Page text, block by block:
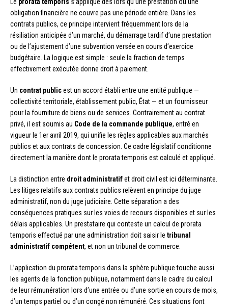
Le prorata temporis s’applique dès lors qu’une prestation ou une
obligation financière ne couvre pas une période entière. Dans les
contrats publics, ce principe intervient fréquemment lors de la
résiliation anticipée d’un marché, du démarrage tardif d’une prestation
ou de l’ajustement d’une subvention versée en cours d’exercice
budgétaire. La logique est simple : seule la fraction de temps
effectivement exécutée donne droit à paiement.
Un contrat publicest un accord établi entre une entité publique —
collectivité territoriale, établissement public, État — et un fournisseur
pour la fourniture de biens ou de services. Contrairement au contrat
privé, il est soumis au Code de la commande publique, entré en
vigueur le 1er avril 2019, qui unifie les règles applicables aux marchés
publics et aux contrats de concession. Ce cadre législatif conditionne
directement la manière dont le prorata temporis est calculé et appliqué.
La distinction entre droit administratifet droit civil est ici déterminante.
Les litiges relatifs aux contrats publics relèvent en principe du juge
administratif, non du juge judiciaire. Cette séparation a des
conséquences pratiques sur les voies de recours disponibles et sur les
délais applicables. Un prestataire qui conteste un calcul de prorata
temporis effectué par une administration doit saisir le tribunal
administratif compétent, et non un tribunal de commerce.
L’application du prorata temporis dans la sphère publique touche aussi
les agents de la fonction publique, notamment dans le cadre du calcul
de leur rémunération lors d’une entrée ou d’une sortie en cours de mois,
d’un temps partiel ou d’un congé non rémunéré. Ces situations font